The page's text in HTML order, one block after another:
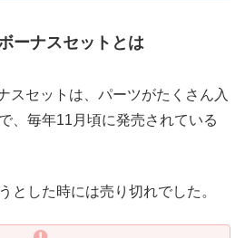
ーナスセットとは
スセットは、パーツがたくさん入
、毎年11月頃に発売されている
とした時には売り切れでした。